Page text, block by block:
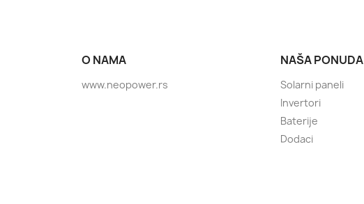
O NAMA
www.neopower.rs
NAŠA PONUDA
Solarni paneli
Invertori
Baterije
Dodaci